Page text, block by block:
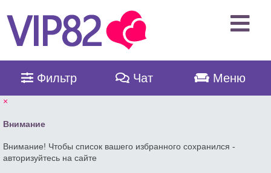
Фильтр Чат Меню
×
Внимание
Внимание! Чтобы список вашего избранного сохранился -
авторизуйтесь на сайте